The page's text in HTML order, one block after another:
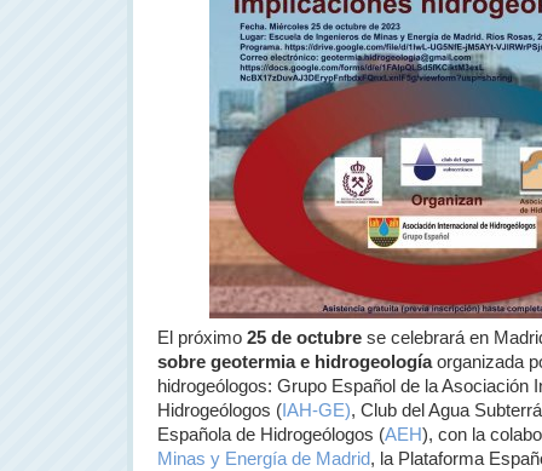
El próximo 25 de octubre se celebrará en
sobre geotermia e hidrogeologíaorganizada
hidrogeólogos: Grupo Español de la Asociación
Hidrogeólogos ( IAH-GE), Club del Agua
Española de Hidrogeólogos (AEH), con la
Minas y Energía de Madrid, la Plataforma